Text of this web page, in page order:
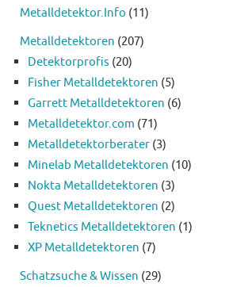
Metalldetektor.Info (11)
Metalldetektoren (207)
Detektorprofis (20)
Fisher Metalldetektoren (5)
Garrett Metalldetektoren (6)
Metalldetektor.com (71)
Metalldetektorberater (3)
Minelab Metalldetektoren (10)
Nokta Metalldetektoren (3)
Quest Metalldetektoren (2)
Teknetics Metalldetektoren (1)
XP Metalldetektoren (7)
Schatzsuche & Wissen (29)